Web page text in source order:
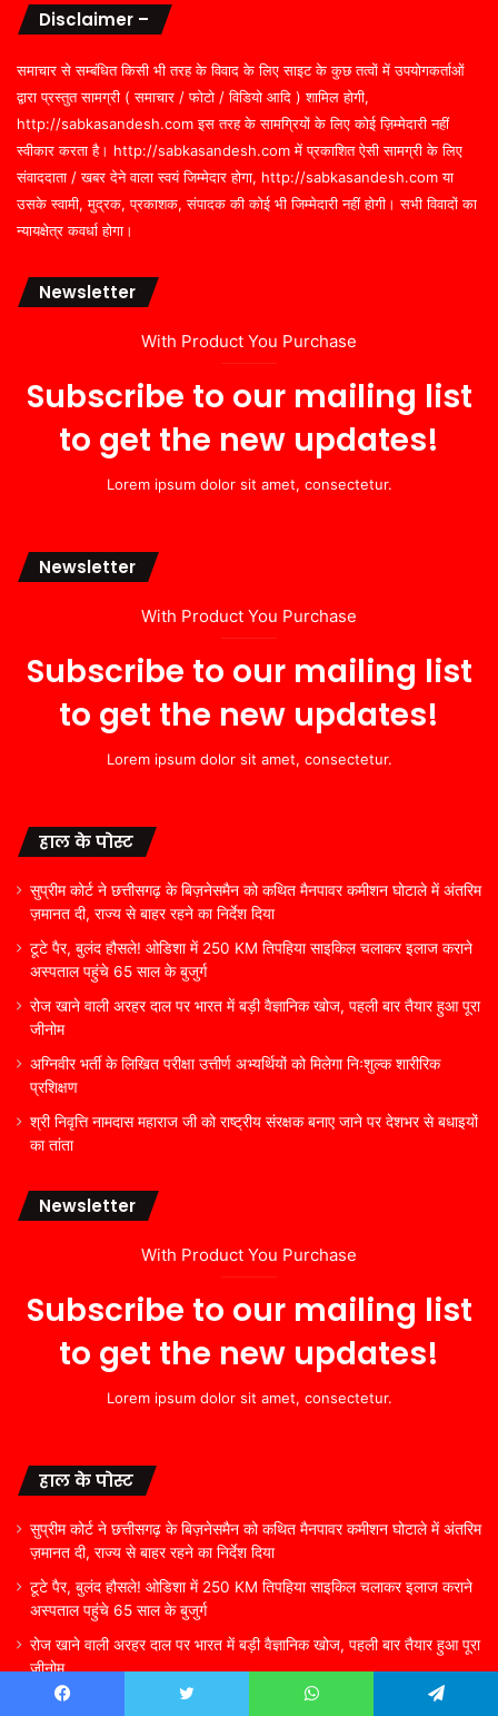
Disclaimer –
समाचार से सम्बंधित किसी भी तरह के विवाद के लिए साइट के कुछ तत्वों में उपयोगकर्ताओं
द्वारा प्रस्तुत सामग्री ( समाचार / फोटो / विडियो आदि ) शामिल होगी,
http://sabkasandesh.com इस तरह के सामग्रियों के लिए कोई ज़िम्मेदारी नहीं
स्वीकार करता है। http://sabkasandesh.com में प्रकाशित ऐसी सामग्री के लिए
संवाददाता / खबर देने वाला स्वयं जिम्मेदार होगा, http://sabkasandesh.com या
उसके स्वामी, मुद्रक, प्रकाशक, संपादक की कोई भी जिम्मेदारी नहीं होगी। सभी विवादों का
न्यायक्षेत्र कवर्धा होगा।
Newsletter
With Product You Purchase
Subscribe to our mailing list
to get the new updates!
Lorem ipsum dolor sit amet, consectetur.
Newsletter
With Product You Purchase
Subscribe to our mailing list
to get the new updates!
Lorem ipsum dolor sit amet, consectetur.
हाल के पोस्ट
सुप्रीम कोर्ट ने छत्तीसगढ़ के बिज़नेसमैन को कथित मैनपावर कमीशन घोटाले में अंतरिम
ज़मानत दी, राज्य से बाहर रहने का निर्देश दिया
टूटे पैर, बुलंद हौसले! ओडिशा में 250 KM तिपहिया साइकिल चलाकर इलाज कराने
अस्पताल पहुंचे 65 साल के बुजुर्ग
रोज खाने वाली अरहर दाल पर भारत में बड़ी वैज्ञानिक खोज, पहली बार तैयार हुआ पूरा
जीनोम
अग्निवीर भर्ती के लिखित परीक्षा उत्तीर्ण अभ्यर्थियों को मिलेगा निःशुल्क शारीरिक
प्रशिक्षण
श्री निवृत्ति नामदास महाराज जी को राष्ट्रीय संरक्षक बनाए जाने पर देशभर से बधाइयों
का तांता
Newsletter
With Product You Purchase
Subscribe to our mailing list
to get the new updates!
Lorem ipsum dolor sit amet, consectetur.
हाल के पोस्ट
सुप्रीम कोर्ट ने छत्तीसगढ़ के बिज़नेसमैन को कथित मैनपावर कमीशन घोटाले में अंतरिम
ज़मानत दी, राज्य से बाहर रहने का निर्देश दिया
टूटे पैर, बुलंद हौसले! ओडिशा में 250 KM तिपहिया साइकिल चलाकर इलाज कराने
अस्पताल पहुंचे 65 साल के बुजुर्ग
रोज खाने वाली अरहर दाल पर भारत में बड़ी वैज्ञानिक खोज, पहली बार तैयार हुआ पूरा
जीनोम
अग्निवीर भर्ती के लिखित परीक्षा उत्तीर्ण अभ्यर्थियों को मिलेगा निःशुल्क शारीरिक